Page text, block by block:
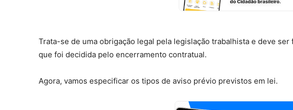
Trata-se de uma obrigação legal pela legislação trabalhista e deve
que foi decidida pelo encerramento contratual.
Agora, vamos especificar os tipos de aviso prévio previstos em lei.